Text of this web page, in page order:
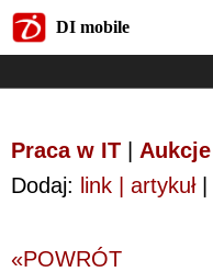
DI mobile
Praca w IT Aukcje
Dodaj: link | artykuł|
«POWRÓT
DI mobile